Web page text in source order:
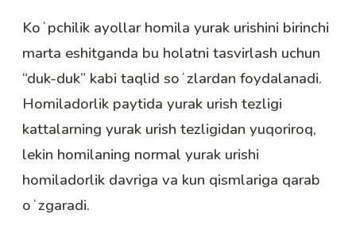
Koʻpchilik ayollar homila yurak urishini birinchi
marta eshitganda bu holatni tasvirlash uchun
“duk-duk” kabi taqlid soʻzlardan foydalanadi.
Homiladorlik paytida yurak urish tezligi
kattalarning yurak urish tezligidan yuqoriroq,
lekin homilaning normal yurak urishi
homiladorlik davriga va kun qismlariga qarab
oʻzgaradi.